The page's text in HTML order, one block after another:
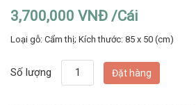
3,700,000 VNĐ /Cái
Loại gỗ: Cẩm thị; Kích thước: 85 x 50 (cm)
Số lượng